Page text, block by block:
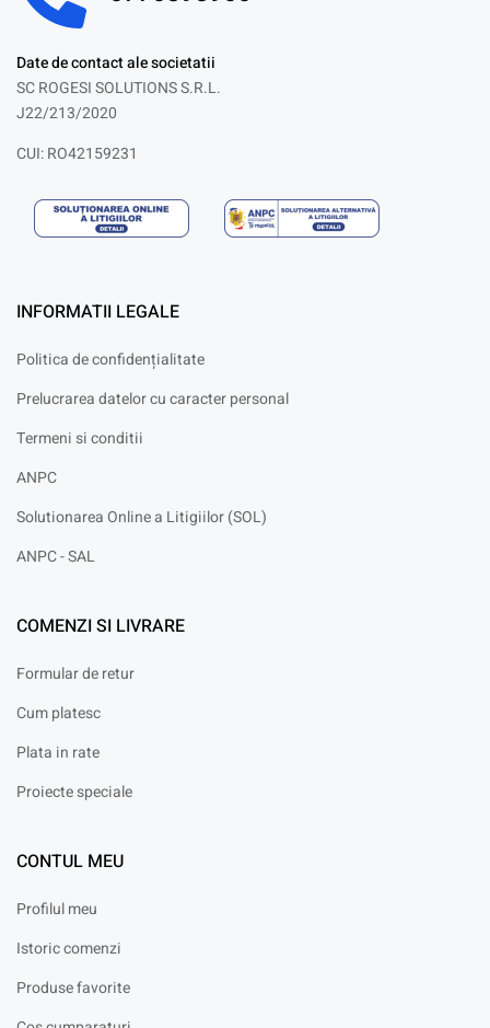
Date de contact ale societatii
SC ROGESI SOLUTIONS S.R.L.
J22/213/2020
CUI: RO42159231
INFORMATII LEGALE
Politica de confidențialitate
Prelucrarea datelor cu caracter personal
Termeni si conditii
ANPC
Solutionarea Online a Litigiilor (SOL)
ANPC - SAL
COMENZI SI LIVRARE
Formular de retur
Cum platesc
Plata in rate
Proiecte speciale
CONTUL MEU
Profilul meu
Istoric comenzi
Produse favorite